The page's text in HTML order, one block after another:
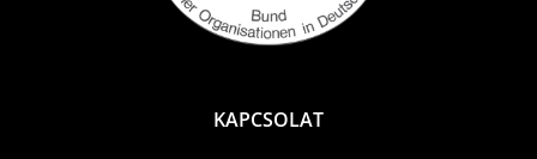
KAPCSOLAT